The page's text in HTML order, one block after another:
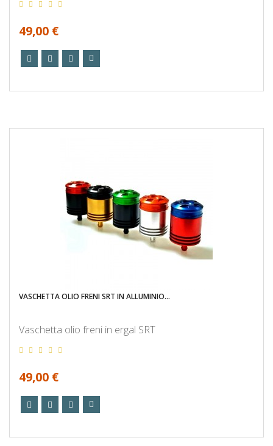
49,00 €
VASCHETTA OLIO FRENI SRT IN ALLUMINIO...
Vaschetta olio freni in ergal SRT
49,00 €